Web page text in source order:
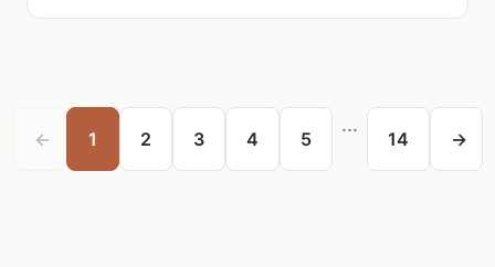
← 1 2 3 4 5
...
14 →